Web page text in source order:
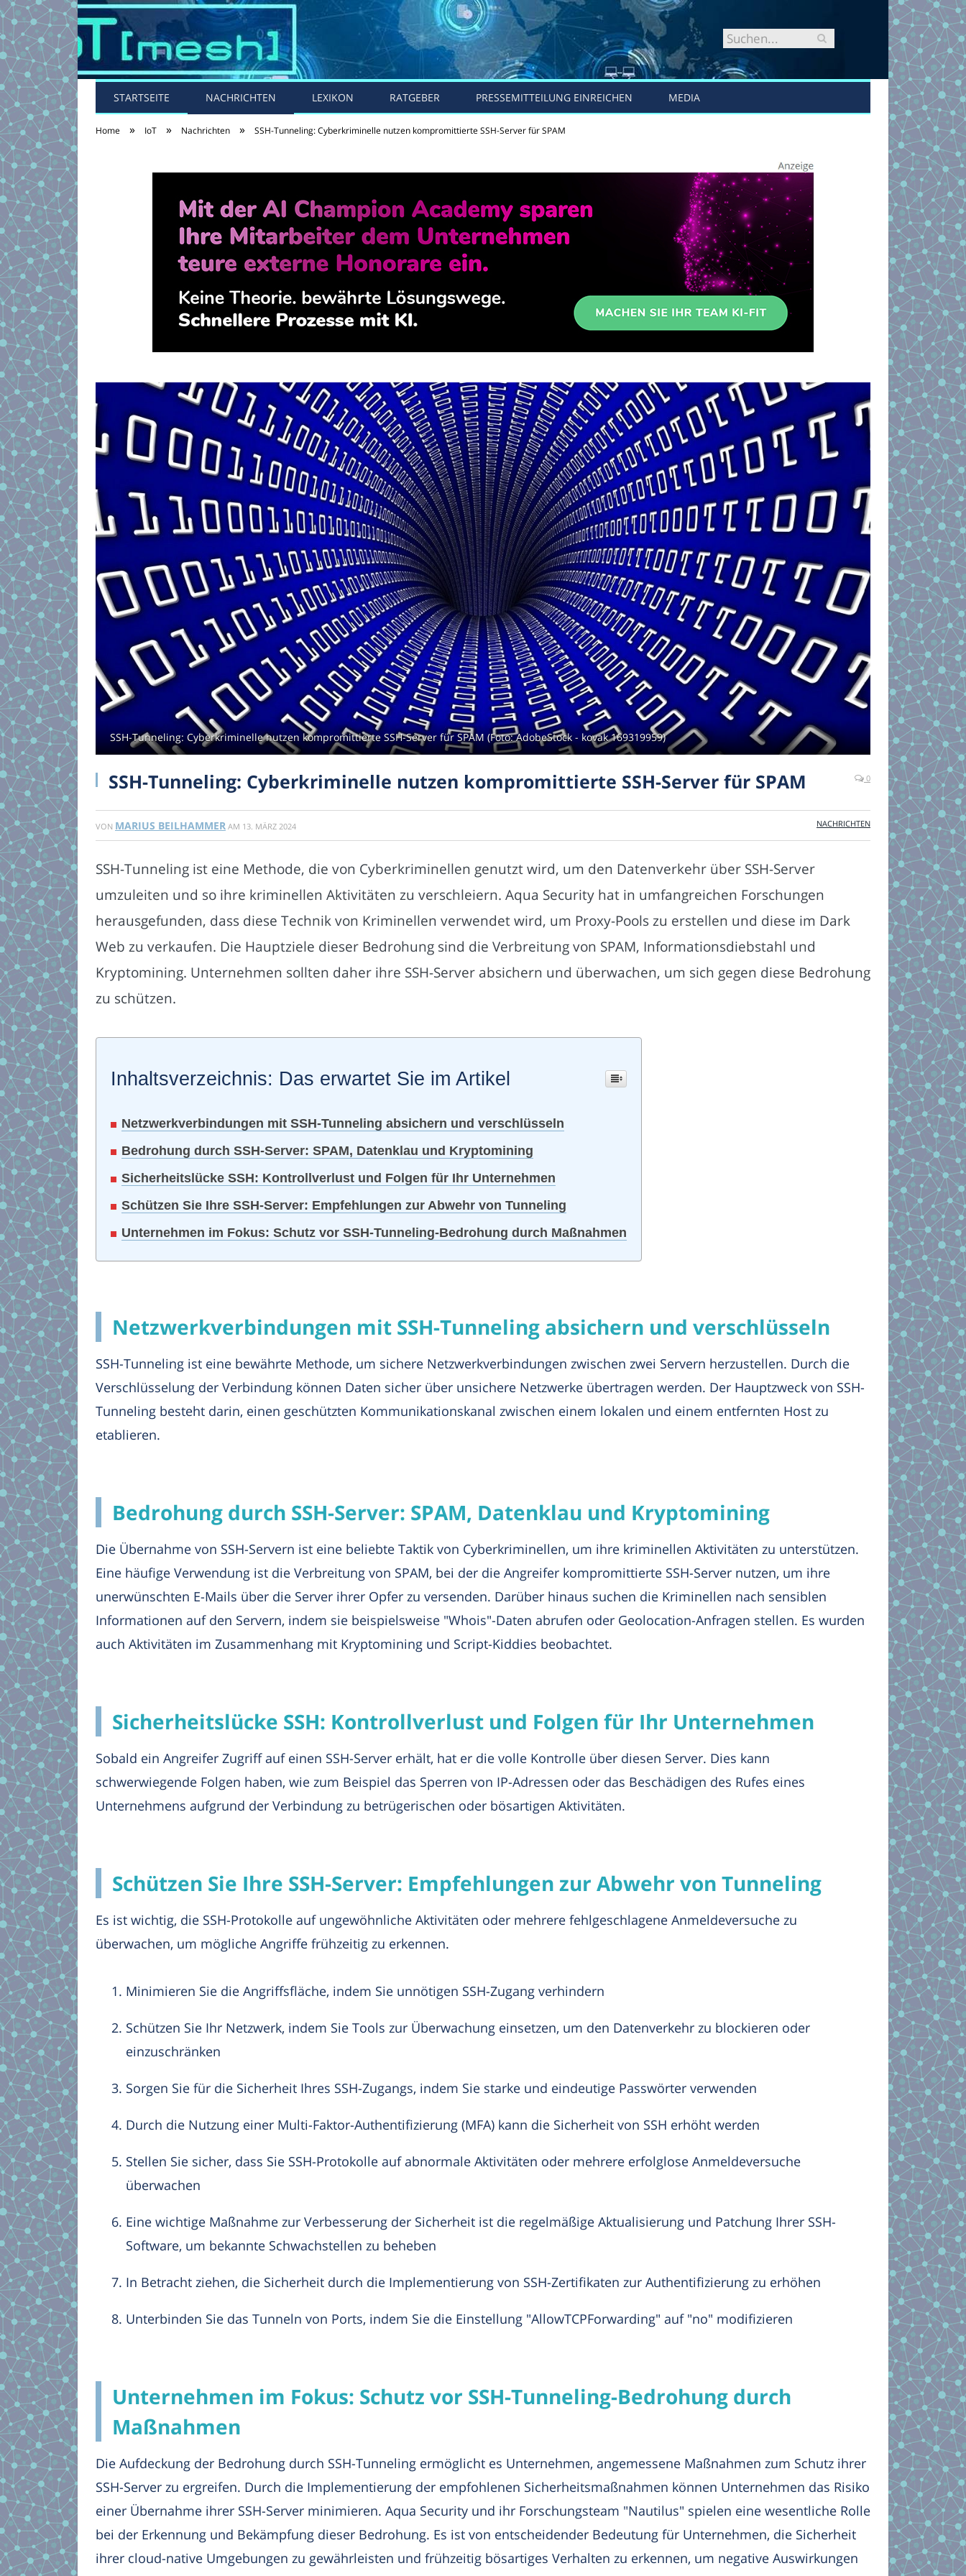
STARTSEITE NACHRICHTEN LEXIKON RATGEBER PRESSEMITTEILUNG EINREICHEN MEDIA
Home » IoT » Nachrichten » SSH-Tunneling: Cyberkriminelle nutzen kompromittierte SSH-Server für SPAM
SSH-Tunneling: Cyberkriminelle nutzen kompromittierte SSH-Server für SPAM (Foto: AdobeStock - kovak 169319959)
SSH-Tunneling: Cyberkriminelle nutzen kompromittierte SSH-Server für SPAM 0
VON MARIUS BEILHAMMER AM 13. MÄRZ 2024 NACHRICHTEN
SSH-Tunneling ist eine Methode, die von Cyberkriminellen genutzt wird, um den Datenverkehr über SSH-Server
umzuleiten und so ihre kriminellen Aktivitäten zu verschleiern. Aqua Security hat in umfangreichen Forschungen
herausgefunden, dass diese Technik von Kriminellen verwendet wird, um Proxy-Pools zu erstellen und diese im Dark
Web zu verkaufen. Die Hauptziele dieser Bedrohung sind die Verbreitung von SPAM, Informationsdiebstahl und
Kryptomining. Unternehmen sollten daher ihre SSH-Server absichern und überwachen, um sich gegen diese Bedrohung
zu schützen.
Inhaltsverzeichnis: Das erwartet Sie im Artikel
Netzwerkverbindungen mit SSH-Tunneling absichern und verschlüsseln
Bedrohung durch SSH-Server: SPAM, Datenklau und Kryptomining
Sicherheitslücke SSH: Kontrollverlust und Folgen für Ihr Unternehmen
Schützen Sie Ihre SSH-Server: Empfehlungen zur Abwehr von Tunneling
Unternehmen im Fokus: Schutz vor SSH-Tunneling-Bedrohung durch Maßnahmen
Netzwerkverbindungen mit SSH-Tunneling absichern und verschlüsseln
SSH-Tunneling ist eine bewährte Methode, um sichere Netzwerkverbindungen zwischen zwei Servern herzustellen. Durch die
Verschlüsselung der Verbindung können Daten sicher über unsichere Netzwerke übertragen werden. Der Hauptzweck von SSH-
Tunneling besteht darin, einen geschützten Kommunikationskanal zwischen einem lokalen und einem entfernten Host zu
etablieren.
Bedrohung durch SSH-Server: SPAM, Datenklau und Kryptomining
Die Übernahme von SSH-Servern ist eine beliebte Taktik von Cyberkriminellen, um ihre kriminellen Aktivitäten zu unterstützen.
Eine häufige Verwendung ist die Verbreitung von SPAM, bei der die Angreifer kompromittierte SSH-Server nutzen, um ihre
unerwünschten E-Mails über die Server ihrer Opfer zu versenden. Darüber hinaus suchen die Kriminellen nach sensiblen
Informationen auf den Servern, indem sie beispielsweise "Whois"-Daten abrufen oder Geolocation-Anfragen stellen. Es wurden
auch Aktivitäten im Zusammenhang mit Kryptomining und Script-Kiddies beobachtet.
Sicherheitslücke SSH: Kontrollverlust und Folgen für Ihr Unternehmen
Sobald ein Angreifer Zugriff auf einen SSH-Server erhält, hat er die volle Kontrolle über diesen Server. Dies kann
schwerwiegende Folgen haben, wie zum Beispiel das Sperren von IP-Adressen oder das Beschädigen des Rufes eines
Unternehmens aufgrund der Verbindung zu betrügerischen oder bösartigen Aktivitäten.
Schützen Sie Ihre SSH-Server: Empfehlungen zur Abwehr von Tunneling
Es ist wichtig, die SSH-Protokolle auf ungewöhnliche Aktivitäten oder mehrere fehlgeschlagene Anmeldeversuche zu
überwachen, um mögliche Angriffe frühzeitig zu erkennen.
Minimieren Sie die Angriffsfläche, indem Sie unnötigen SSH-Zugang verhindern
Schützen Sie Ihr Netzwerk, indem Sie Tools zur Überwachung einsetzen, um den Datenverkehr zu blockieren oder
einzuschränken
Sorgen Sie für die Sicherheit Ihres SSH-Zugangs, indem Sie starke und eindeutige Passwörter verwenden
Durch die Nutzung einer Multi-Faktor-Authentifizierung (MFA) kann die Sicherheit von SSH erhöht werden
Stellen Sie sicher, dass Sie SSH-Protokolle auf abnormale Aktivitäten oder mehrere erfolglose Anmeldeversuche
überwachen
Eine wichtige Maßnahme zur Verbesserung der Sicherheit ist die regelmäßige Aktualisierung und Patchung Ihrer SSH-
Software, um bekannte Schwachstellen zu beheben
In Betracht ziehen, die Sicherheit durch die Implementierung von SSH-Zertifikaten zur Authentifizierung zu erhöhen
Unterbinden Sie das Tunneln von Ports, indem Sie die Einstellung "AllowTCPForwarding" auf "no" modifizieren
Unternehmen im Fokus: Schutz vor SSH-Tunneling-Bedrohung durch
Maßnahmen
Die Aufdeckung der Bedrohung durch SSH-Tunneling ermöglicht es Unternehmen, angemessene Maßnahmen zum Schutz ihrer
SSH-Server zu ergreifen. Durch die Implementierung der empfohlenen Sicherheitsmaßnahmen können Unternehmen das Risiko
einer Übernahme ihrer SSH-Server minimieren. Aqua Security und ihr Forschungsteam "Nautilus" spielen eine wesentliche Rolle
bei der Erkennung und Bekämpfung dieser Bedrohung. Es ist von entscheidender Bedeutung für Unternehmen, die Sicherheit
ihrer cloud-native Umgebungen zu gewährleisten und frühzeitig bösartiges Verhalten zu erkennen, um negative Auswirkungen